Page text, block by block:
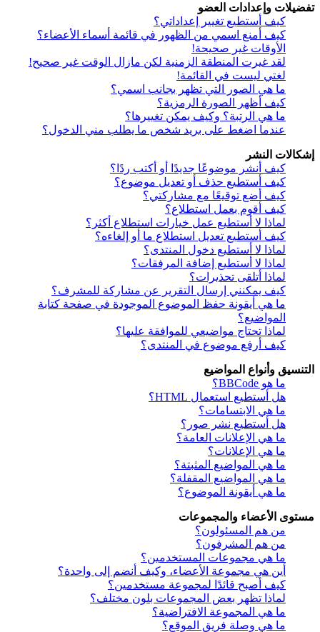
تفضيلات وإعدادات العضو
كيف أستطيع تغيير إعداداتي؟
كيف أمنع اسمي من الظهور في قائمة أسماء الأعضاء؟
الأوقات غير صحيحة!
لقد غيرت المنطقة الزمنية لكن مازال الوقت غير صحيح!
لغتي ليست في القائمة!
ما هي الصور التي تظهر بجانب اسمي؟
كيف أظهر الصورة الرمزية؟
ما هي الرتبة؟ وكيف يمكن تغييرها؟
عندما اضغط على بريد شخص ما يطلب مني الدخول؟
إشكالات النشر
كيف أنشر موضوعًا جديدًا أو أكتب ردًا؟
كيف أستطيع حذف أو تعديل موضوع؟
كيف أضع توقيعًا مع مشاركتي؟
كيف أقوم بعمل استطلاع؟
لماذا لا أستطيع عمل خيارات استطلاع أكثر؟
كيف أستطيع تعديل استطلاع ما أو إلغاءه؟
لماذا لا أستطيع دخول المنتدى؟
لماذا لا أستطيع إضافة المرفقات؟
لماذا أتلقى تحذيرات؟
كيف يمكنني إرسال التقرير عن مشاركة للمشرف؟
ما هي أيقونة حفظ الموضوع الموجودة في صفحة كتابة
المواضيع؟
لماذا تحتاج مواضيعي للموافقة عليها؟
كيف أرفع موضوع في المنتدى؟
التنسيق وأنواع المواضيع
ما هو BBCode؟
هل أستطيع استعمال HTML؟
ما هي الابتسامات؟
هل أستطيع نشر صور؟
ما هي الإعلانات العامة؟
ما هي الإعلانات؟
ما هي المواضيع المثبتة؟
ما هي المواضيع المقفلة؟
ما هي أيقونة الموضوع؟
مستوى الأعضاء والمجموعات
من هم المسئولون؟
من هم المشرفون؟
ما هي مجموعات المستخدمين؟
أين هي مجموعة الأعضاء، وكيف أنضم إلى واحدة؟
كيف أصبح قائدًا لمجموعة مستخدمين؟
لماذا تظهر بعض المجموعات بلون مختلف؟
ما هي المجموعة الافتراضية؟
ما هي وصلة فريق الموقع؟